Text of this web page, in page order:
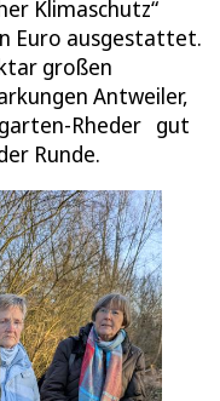
Klimaschutz“
Euro ausgestattet.
großen
Antweiler,
Rheder gut
Runde.